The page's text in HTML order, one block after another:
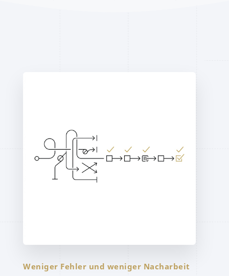
Weniger Fehler und weniger Nacharbeit